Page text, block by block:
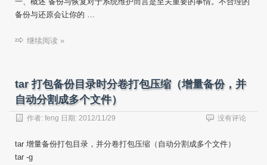
备份与还原会让你的 …
继续阅读 »
tar 打包备份目录时分卷打包压缩（增量备份，并
自动分割成多个文件）
作者: feng 日期: 2012/11/29 没有评论
tar 增量备份打包目录，并分卷打包压缩（自动分割成多个文件）
tar -g